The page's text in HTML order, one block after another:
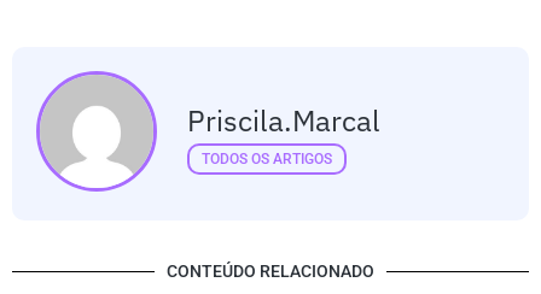
Priscila.marcal
TODOS OS ARTIGOS
CONTEÚDO RELACIONADO